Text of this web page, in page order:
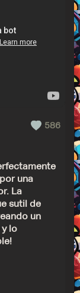
586
una
La
sutil de
un
lo